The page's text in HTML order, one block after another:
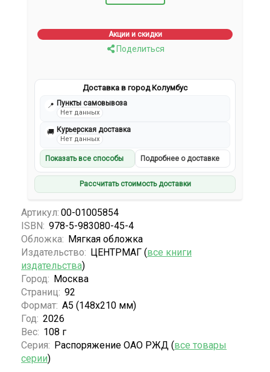
Акции и скидки
Поделиться
Доставка в город Колумбус
📍 Пункты самовывоза
Нет данных
🚚 Курьерская доставка
Нет данных
Показать все способы Подробнее о доставке
Рассчитать стоимость доставки
Артикул: 00-01005854
ISBN: 978-5-983080-45-4
Обложка: Мягкая обложка
Издательство: ЦЕНТРМАГ (все книги
издательства)
Город: Москва
Страниц: 92
Формат: А5 (148x210 мм)
Год: 2026
Вес: 108 г
Серия: Распоряжение ОАО РЖД (все товары
серии)